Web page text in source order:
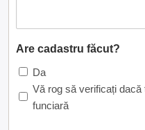
Are cadastru făcut?
Da
Vă rog să verificați
funciară